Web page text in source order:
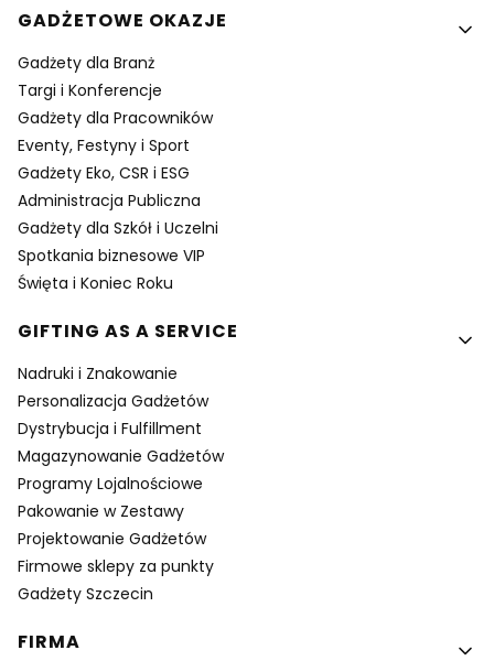
GADŻETOWE OKAZJE
Gadżety dla Branż
Targi i Konferencje
Gadżety dla Pracowników
Eventy, Festyny i Sport
Gadżety Eko, CSR i ESG
Administracja Publiczna
Gadżety dla Szkół i Uczelni
Spotkania biznesowe VIP
Święta i Koniec Roku
GIFTING AS A SERVICE
Nadruki i Znakowanie
Personalizacja Gadżetów
Dystrybucja i Fulfillment
Magazynowanie Gadżetów
Programy Lojalnościowe
Pakowanie w Zestawy
Projektowanie Gadżetów
Firmowe sklepy za punkty
Gadżety Szczecin
FIRMA